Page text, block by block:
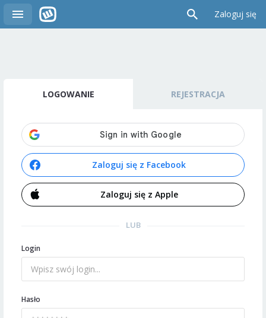
Zaloguj się
LOGOWANIE REJESTRACJA
Zaloguj się z Facebook
Zaloguj się z Apple
LUB
Login
Hasło